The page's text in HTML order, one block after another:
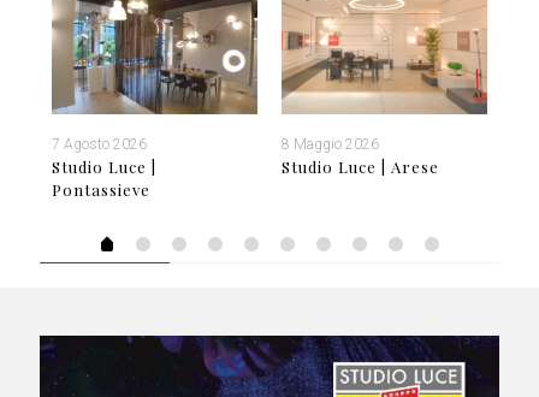
7 Agosto 2026
Studio Luce |
Pontassieve
8 Maggio 2026
Studio Luce | Arese